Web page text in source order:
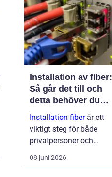
går riskerar banden att
bli sämre. Genom att
föra11 juni 2026
Installation av fiber:
Så går det till och
detta behöver du
veta
Installation fiberär ett
viktigt steg för både
privatpersoner och
företag som vill ha
stabilt och snabbt
08 juni 2026